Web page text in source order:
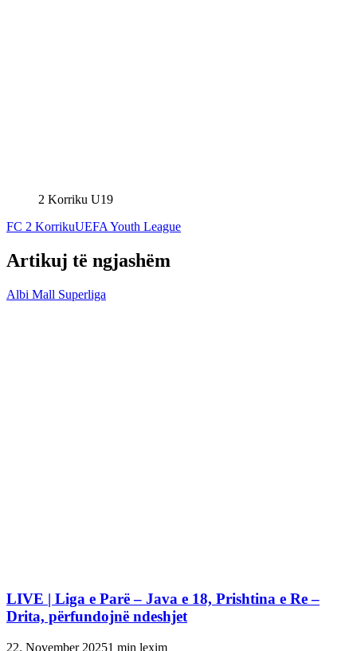
2 Korriku U19
FC 2 KorrikuUEFA Youth League
Artikuj të ngjashëm
Albi Mall Superliga
LIVE | Liga e Parë – Java e 18, Prishtina e Re –
Drita, përfundojnë ndeshjet
22. November 20251 min lexim